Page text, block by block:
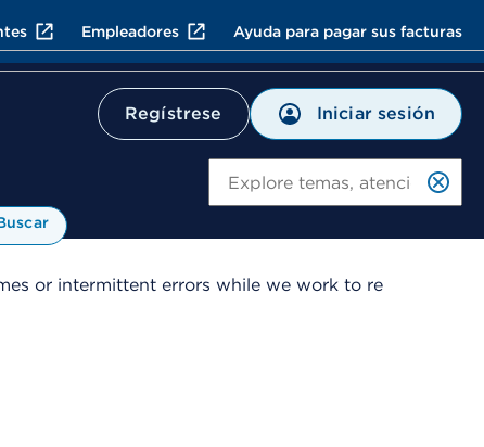
Empleadores Ayuda para pagar sus facturas
Regístrese Iniciar sesión
or intermittent errors while we work to re